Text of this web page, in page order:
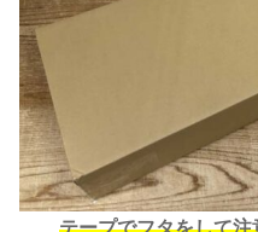
テープでフタをして